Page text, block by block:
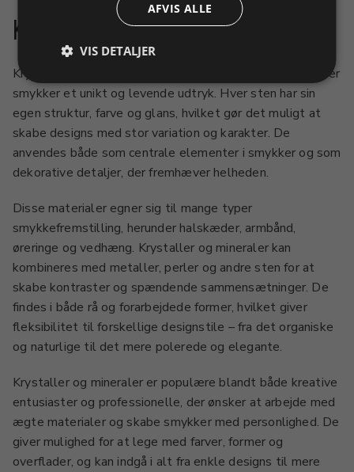
Krystaller og mineraler
Krystaller og mineraler er naturlige materialer, der tilfører
smykker et unikt og levende udtryk. Hver sten har sin
egen struktur, farve og glans, hvilket gør det muligt at
skabe designs med stor variation og karakter. De
anvendes både som centrale elementer i smykker og som
dekorative detaljer, der fremhæver helheden.
Disse materialer egner sig til mange typer
smykkefremstilling, herunder halskæder, armbånd,
øreringe og vedhæng. Krystaller og mineraler kan
kombineres med metaller, perler og andre sten for at
skabe kontraster og spændende sammensætninger. De
findes i både rå og forarbejdede former, hvilket giver
fleksibilitet til forskellige designstile – fra det organiske
og naturlige til det mere polerede og elegante.
Krystaller og mineraler er populære blandt både kreative
entusiaster og professionelle, der ønsker at arbejde med
ægte materialer og skabe smykker med personlighed. De
giver mulighed for at lege med farver, former og
overflader, og kan indgå i alt fra enkle designs til mere
AFVIS ALLE
VIS DETALJER